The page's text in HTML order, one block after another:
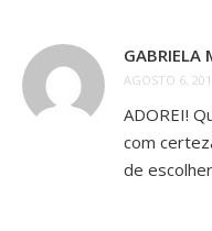
GABRIELA
AGOSTO 6,
ADOREI!
com
de